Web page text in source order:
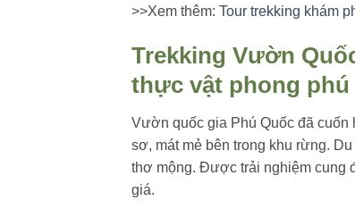
>>Xem thêm: Tour trekking khám
Trekking Vườn
thực vật phong phú
Vườn quốc gia Phú Quốc đã cuốn
sơ, mát mẻ bên trong khu rừng.
thơ mộng. Được trải nghiệm cung
giá.